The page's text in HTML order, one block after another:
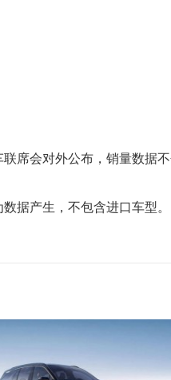
会对外公布，销量数据
据产生，不包含进口车型。